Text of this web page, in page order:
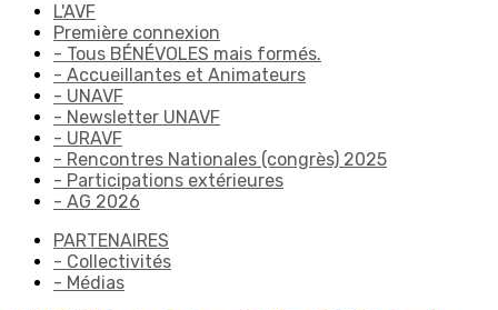
L'AVF
Première connexion
- Tous BÉNÉVOLES mais formés.
- Accueillantes et Animateurs
- UNAVF
- Newsletter UNAVF
- URAVF
- Rencontres Nationales (congrès) 2025
- Participations extérieures
- AG 2026
PARTENAIRES
- Collectivités
- Médias